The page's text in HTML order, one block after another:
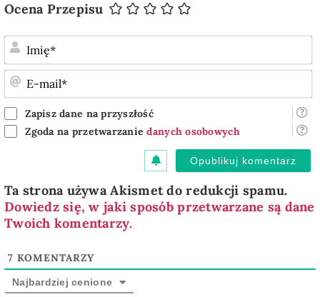
Ocena Przepisu
Zapisz dane na przyszłość
Zgoda na przetwarzaniedanych osobowych
Ta strona używa Akismet do redukcji spamu.
Dowiedz się, w jaki sposób przetwarzane są dane
Twoich komentarzy.
7 KOMENTARZY
Najbardziej cenione